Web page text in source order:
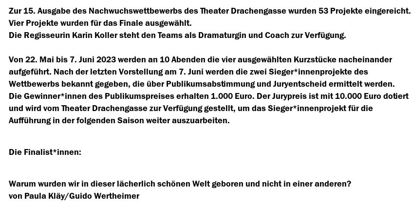
Zur 15. Ausgabe des Nachwuchswettbewerbs des Theater Drachengasse wurden 53 Projekte eingereicht.
Vier Projekte wurden für das Finale ausgewählt.
Die Regisseurin Karin Koller steht den Teams als Dramaturgin und Coach zur Verfügung.
Von 22. Mai bis 7. Juni 2023 werden an 10 Abenden die vier ausgewählten Kurzstücke nacheinander
aufgeführt. Nach der letzten Vorstellung am 7. Juni werden die zwei Sieger*innenprojekte des
Wettbewerbs bekannt gegeben, die über Publikumsabstimmung und Juryentscheid ermittelt werden.
Die Gewinner*innen des Publikumspreises erhalten 1.000 Euro. Der Jurypreis ist mit 10.000 Euro dotiert
und wird vom Theater Drachengasse zur Verfügung gestellt, um das Sieger*innenprojekt für die
Aufführung in der folgenden Saison weiter auszuarbeiten.
Die Finalist*innen:
Warum wurden wir in dieser lächerlich schönen Welt geboren und nicht in einer anderen?
von Paula Kläy/Guido Wertheimer